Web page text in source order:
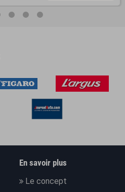
En savoir plus
Le concept